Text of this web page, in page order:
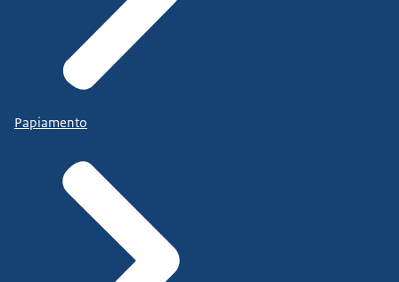
Papiamento